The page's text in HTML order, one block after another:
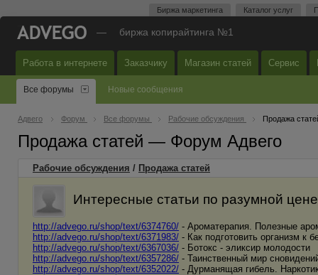
Биржа маркетинга Каталог услуг
— биржа копирайтинга №1
Работа в интернете Заказчику Магазин статей Сервис
Все форумы Новые сообщения
Адвего Форум Все форумы Рабочие обсуждения Продажа
Продажа статей — Форум Адвего
Рабочие обсуждения / Продажа статей
Интересные статьи по разумной
http://advego.ru/shop/text/6374760/ - Ароматерапия. Полезные
http://advego.ru/shop/text/6371983/ - Как подготовить организм к
http://advego.ru/shop/text/6367036/ - Ботокс - эликсир молодости
http://advego.ru/shop/text/6357286/ - Таинственный мир
http://advego.ru/shop/text/6352022/ - Дурманящая гибель.